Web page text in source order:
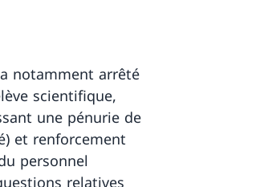
notamment arrêté
scientifique,
une pénurie de
et renforcement
personnel
relatives